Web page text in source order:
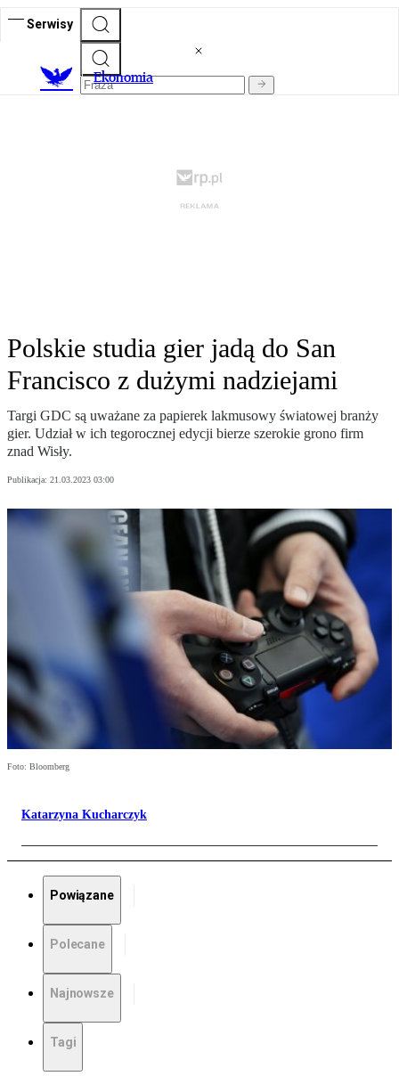
Serwisy
Ekonomia
Polskie studia gier jadą do San
Francisco z dużymi nadziejami
Targi GDC są uważane za papierek lakmusowy światowej branży
gier. Udział w ich tegorocznej edycji bierze szerokie grono firm
znad Wisły.
Publikacja: 21.03.2023 03:00
Foto: Bloomberg
Katarzyna Kucharczyk
Powiązane
Polecane
Najnowsze
Tagi